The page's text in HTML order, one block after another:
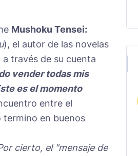
Mushoku Tensei:
), el autor de las novelas
través de su cuenta
vender todas mis
es el momento
entre el
termino en buenos
cierto, el "mensaje de